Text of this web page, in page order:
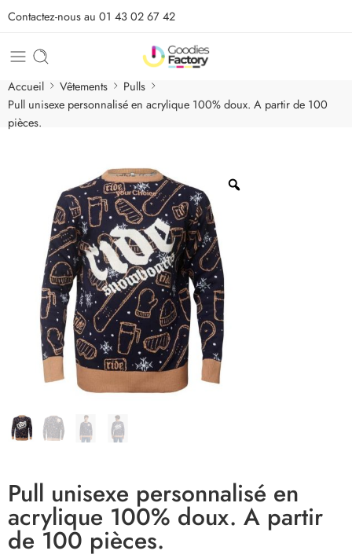
Contactez-nous au 01 43 02 67 42
Accueil Vêtements
Pulls
Pull unisexe personnalisé en acrylique 100% doux. A partir de 100
pièces.
Pull unisexe personnalisé en
acrylique 100% doux. A partir
de 100 pièces.